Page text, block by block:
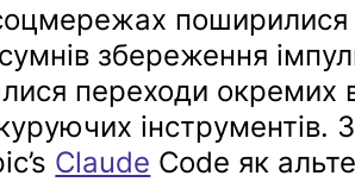
поширилися
збереження
переходи окремих
інструментів.
Claude Code як